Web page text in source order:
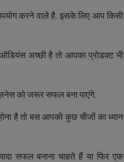
करने वाले है. इसके लिए आप किसी
अच्छी है तो आपका प्रोडक्ट भी
को जरूर सफल बना पाएंगे.
है तो बस आपको कुछ चीजों का ध्यान
सफल बनाना चाहते हैं या फिर एक